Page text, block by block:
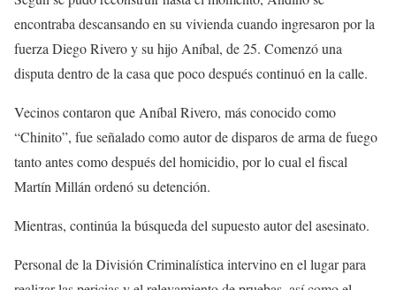
encontraba descansando en su vivienda cuando ingresaron por la
fuerza Diego Rivero y su hijo Aníbal, de 25. Comenzó una
disputa dentro de la casa que poco después continuó en la calle.
Vecinos contaron que Aníbal Rivero, más conocido como
“Chinito”, fue señalado como autor de disparos de arma de fuego
tanto antes como después del homicidio, por lo cual el fiscal
Martín Millán ordenó su detención.
Mientras, continúa la búsqueda del supuesto autor del asesinato.
Personal de la División Criminalística intervino en el lugar para